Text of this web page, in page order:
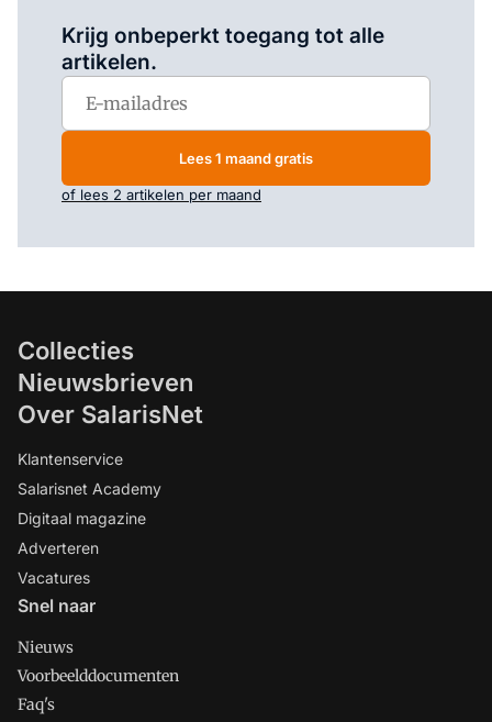
Krijg onbeperkt toegang tot alle
artikelen.
Lees 1 maand gratis
of lees 2 artikelen per maand
Collecties
Nieuwsbrieven
Over SalarisNet
Klantenservice
Salarisnet Academy
Digitaal magazine
Adverteren
Vacatures
Snel naar
Nieuws
Voorbeelddocumenten
Faq's